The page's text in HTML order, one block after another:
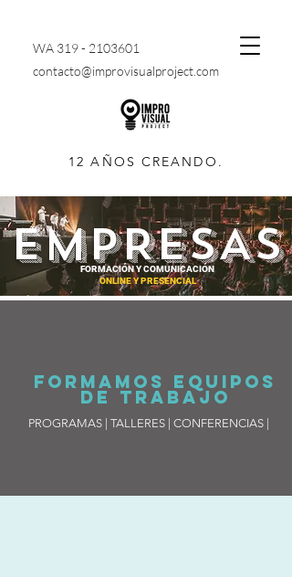
WA 319 - 2103601
contacto@improvisualproject.com
12 AÑOS CREANDO.
EMPRESAS
FORMACIÓN Y COMUNICACIÓN
ONLINE Y PRESENCIAL
FORMAMOS EQUIPOS
DE TRABAJO
PROGRAMAS | TALLERES | CONFERENCIAS |